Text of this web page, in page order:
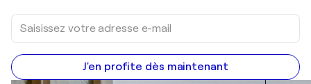
J'en profite dès maintenant